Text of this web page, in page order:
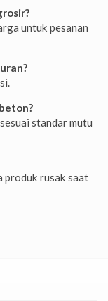
untuk pesanan
standar mutu
produk rusak saat